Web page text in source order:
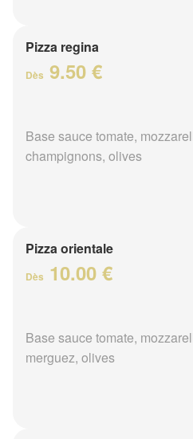
Pizza regina
Dès 9.50 €
Base sauce tomate,
champignons, olives
Pizza orientale
Dès 10.00 €
Base sauce tomate,
merguez, olives